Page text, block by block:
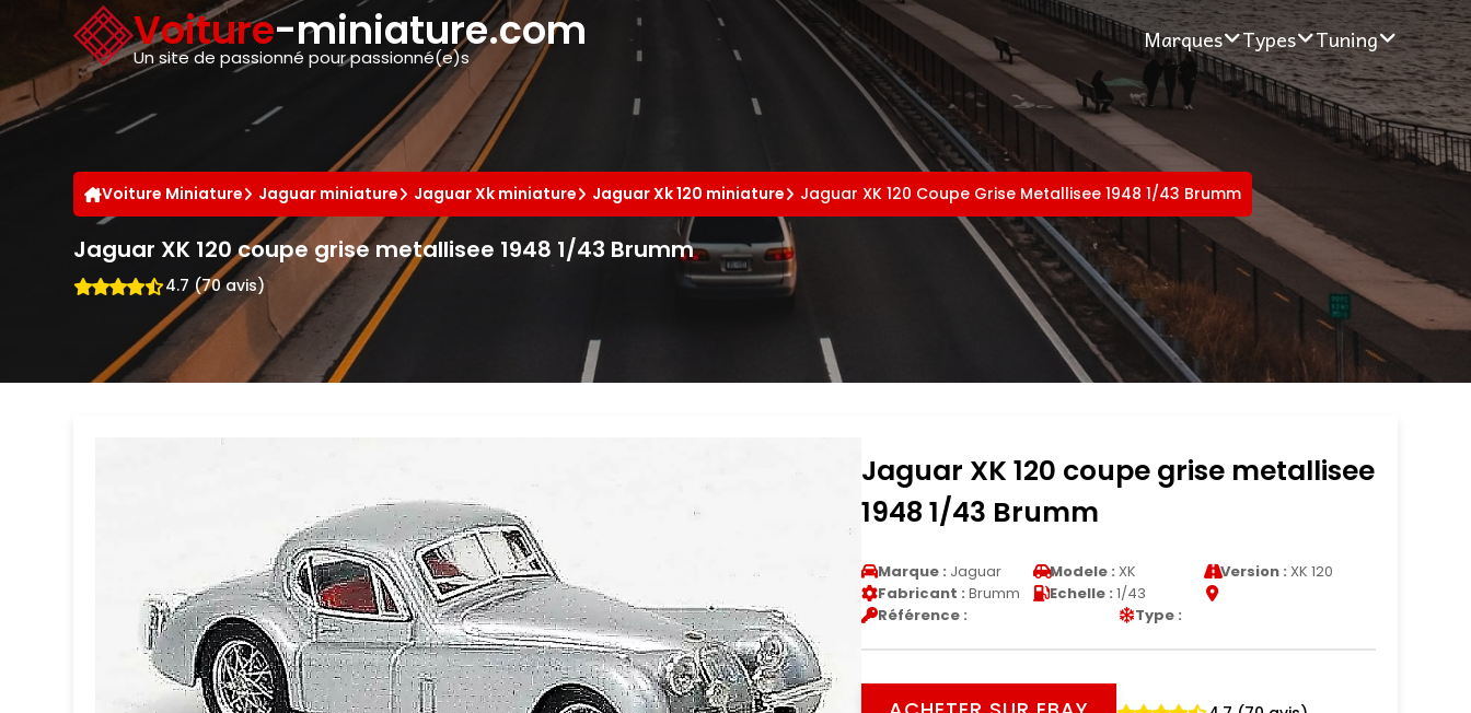
Voiture-miniature.com
Un site de passionné pour passionné(e)s
Marques Types Tuning
Voiture Miniature Jaguar miniature Jaguar Xk miniature Jaguar Xk 120 miniature Jaguar XK 120 Coupe Grise Metallisee 1948 1/43 Brumm
Jaguar XK 120 coupe grise metallisee 1948 1/43 Brumm
4.7 (70 avis)
Jaguar XK 120 coupe grise metallisee
1948 1/43 Brumm
Marque : Jaguar Modele : XK Version : XK 120
Fabricant : Brumm Echelle : 1/43
Référence :
Type :
Panneau de gestion des cookies